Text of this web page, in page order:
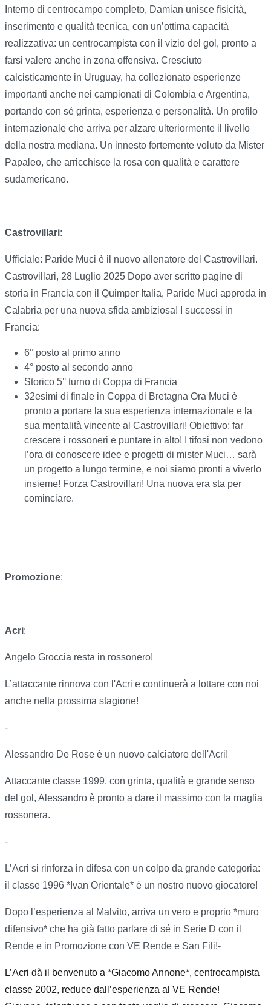
Interno di centrocampo completo, Damian unisce fisicità,
inserimento e qualità tecnica, con un’ottima capacità
realizzativa: un centrocampista con il vizio del gol, pronto a
farsi valere anche in zona offensiva. Cresciuto
calcisticamente in Uruguay, ha collezionato esperienze
importanti anche nei campionati di Colombia e Argentina,
portando con sé grinta, esperienza e personalità. Un profilo
internazionale che arriva per alzare ulteriormente il livello
della nostra mediana. Un innesto fortemente voluto da Mister
Papaleo, che arricchisce la rosa con qualità e carattere
sudamericano.
Castrovillari:
Ufficiale: Paride Muci è il nuovo allenatore del Castrovillari.
Castrovillari, 28 Luglio 2025 Dopo aver scritto pagine di
storia in Francia con il Quimper Italia, Paride Muci approda in
Calabria per una nuova sfida ambiziosa! I successi in
Francia:
6° posto al primo anno
4° posto al secondo anno
Storico 5° turno di Coppa di Francia
32esimi di finale in Coppa di Bretagna Ora Muci è
pronto a portare la sua esperienza internazionale e la
sua mentalità vincente al Castrovillari! Obiettivo: far
crescere i rossoneri e puntare in alto! I tifosi non vedono
l’ora di conoscere idee e progetti di mister Muci… sarà
un progetto a lungo termine, e noi siamo pronti a viverlo
insieme! Forza Castrovillari! Una nuova era sta per
cominciare.
Promozione:
Acri:
Angelo Groccia resta in rossonero!
L’attaccante rinnova con l'Acri e continuerà a lottare con noi
anche nella prossima stagione!
-
Alessandro De Rose è un nuovo calciatore dell'Acri!
Attaccante classe 1999, con grinta, qualità e grande senso
del gol, Alessandro è pronto a dare il massimo con la maglia
rossonera.
-
L’Acri si rinforza in difesa con un colpo da grande categoria:
il classe 1996 *Ivan Orientale* è un nostro nuovo giocatore!
Dopo l’esperienza al Malvito, arriva un vero e proprio *muro
difensivo* che ha già fatto parlare di sé in Serie D con il
Rende e in Promozione con VE Rende e San Fili!-
L’Acri dà il benvenuto a *Giacomo Annone*, centrocampista
classe 2002, reduce dall’esperienza al VE Rende!